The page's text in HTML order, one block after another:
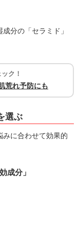
分の「セラミド」
ク！
荒れ予防にも
選ぶ
みに合わせて効果的
成分」